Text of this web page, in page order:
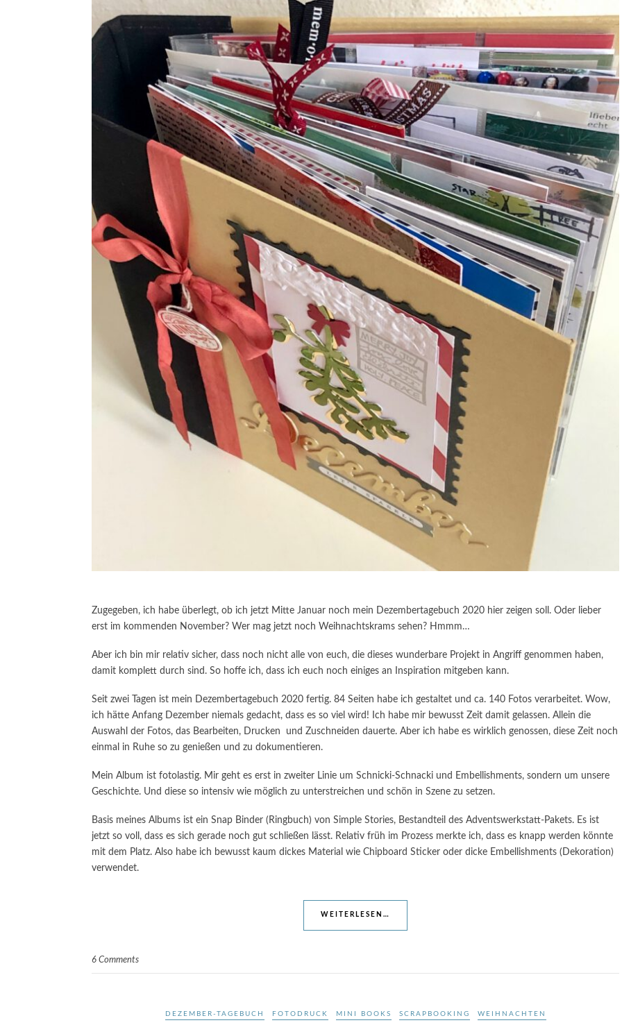
Zugegeben, ich habe überlegt, ob ich jetzt Mitte Januar noch mein Dezembertagebuch 2020 hier zeigen soll. Oder lieber
erst im kommenden November? Wer mag jetzt noch Weihnachtskrams sehen? Hmmm…
Aber ich bin mir relativ sicher, dass noch nicht alle von euch, die dieses wunderbare Projekt in Angriff genommen haben,
damit komplett durch sind. So hoffe ich, dass ich euch noch einiges an Inspiration mitgeben kann.
Seit zwei Tagen ist mein Dezembertagebuch 2020 fertig. 84 Seiten habe ich gestaltet und ca. 140 Fotos verarbeitet. Wow,
ich hätte Anfang Dezember niemals gedacht, dass es so viel wird! Ich habe mir bewusst Zeit damit gelassen. Allein die
Auswahl der Fotos, das Bearbeiten, Drucken und Zuschneiden dauerte. Aber ich habe es wirklich genossen, diese Zeit noch
einmal in Ruhe so zu genießen und zu dokumentieren.
Mein Album ist fotolastig. Mir geht es erst in zweiter Linie um Schnicki-Schnacki und Embellishments, sondern um unsere
Geschichte. Und diese so intensiv wie möglich zu unterstreichen und schön in Szene zu setzen.
Basis meines Albums ist ein Snap Binder (Ringbuch) von Simple Stories, Bestandteil des Adventswerkstatt-Pakets. Es ist
jetzt so voll, dass es sich gerade noch gut schließen lässt. Relativ früh im Prozess merkte ich, dass es knapp werden könnte
mit dem Platz. Also habe ich bewusst kaum dickes Material wie Chipboard Sticker oder dicke Embellishments (Dekoration)
verwendet.
WEITERLESEN…
6 Comments
DEZEMBER-TAGEBUCH FOTODRUCK MINI BOOKS SCRAPBOOKING WEIHNACHTEN